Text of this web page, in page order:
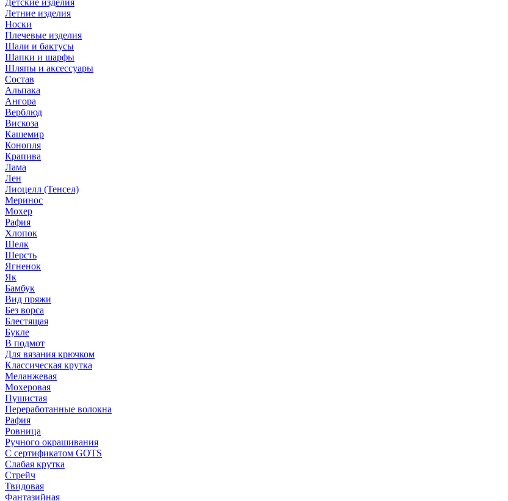
Детские изделия
Летние изделия
Носки
Плечевые изделия
Шали и бактусы
Шапки и шарфы
Шляпы и аксессуары
Состав
Альпака
Ангора
Верблюд
Вискоза
Кашемир
Конопля
Крапива
Лама
Лен
Лиоцелл (Тенсел)
Меринос
Мохер
Рафия
Хлопок
Шелк
Шерсть
Ягненок
Як
Бамбук
Вид пряжи
Без ворса
Блестящая
Букле
В подмот
Для вязания крючком
Классическая крутка
Меланжевая
Мохеровая
Пушистая
Переработанные волокна
Рафия
Ровница
Ручного окрашивания
С сертификатом GOTS
Слабая крутка
Стрейч
Твидовая
Фантазийная